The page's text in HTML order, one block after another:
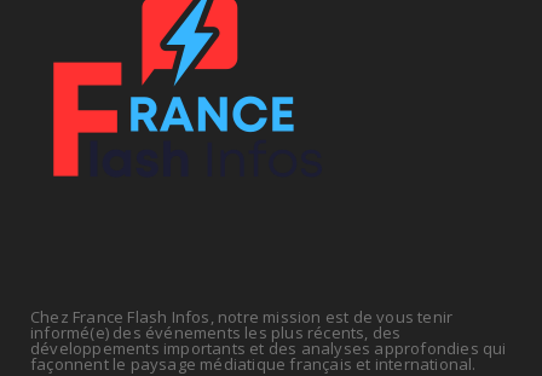
UNCATEGORIZED
Retraites : nouveau plaidoyer pour un coup de
frein sur les ...
Chez France Flash Infos, notre mission est de vous tenir
informé(e) des événements les plus récents, des
développements importants et des analyses approfondies qui
façonnent le paysage médiatique français et international.